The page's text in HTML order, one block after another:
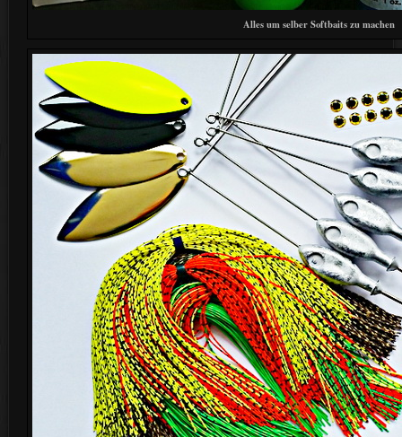
Alles um selber Softbaits zu machen